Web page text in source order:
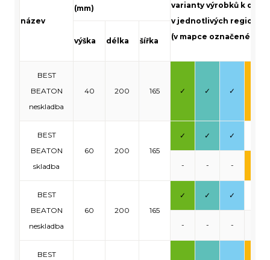
název
(mm)
varianty výrobků k
v jednotlivých
(v mapce označené
výška délka šířka
BEST
BEATON
neskladba
40 200 165 ✓ ✓ ✓
BEST
BEATON
skladba
60 200 165
✓ ✓ ✓
- - -
BEST
BEATON
neskladba
60 200 165
✓ ✓ ✓
- - -
BEST